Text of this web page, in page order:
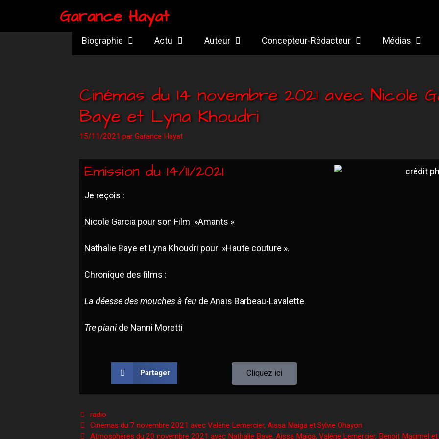
Garance Hayat
Biographie Actu Auteur Concepteur-Rédacteur Médias
Cinémas du 14 novembre 2021 avec Nicole
Baye et Lyna Khoudri
15/11/2021 par Garance Hayat
Emission du 14/11/2021
Je reçois :
Nicole Garcia pour son Film »Amants »
Nathalie Baye et Lyna Khoudri pour »Haute couture ».
Chronique des films :
La déesse des mouches à feu de Anaïs Barbeau-Lavalette
Trepianide Nanni Moretti
Partager Cliquez ici
radio
Cinémas du 7 novembre 2021 avec Valérie Lemercier, Aissa Maiga et Sylvie Ohayon
Atmosphères du 20 novembre 2021 avec Nathalie Baye, Aissa Maiga, Valérie Lemercier, Benoit Magimel et